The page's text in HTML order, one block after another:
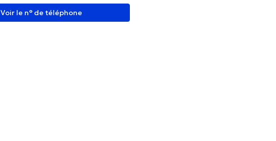
Voir le n° de téléphone